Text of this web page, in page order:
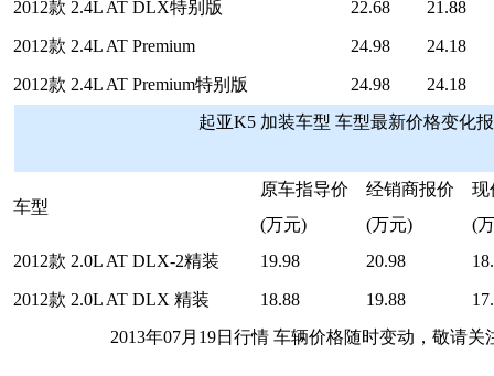
2012款 2.4L AT DLX特别版 22.68 21.88
2012款 2.4L AT Premium 24.98 24.18
2012款 2.4L AT Premium特别版 24.98 24.18
起亚K5 加装车型 车型最新价格变化
车型
原车指导价
(万元)
经销商报价
(万元)
现
(
2012款 2.0L AT DLX-2精装
19.98 20.98
2012款 2.0L AT DLX 精装 18.88 19.88
2013年07月19日行情 车辆价格随时变动，敬请关